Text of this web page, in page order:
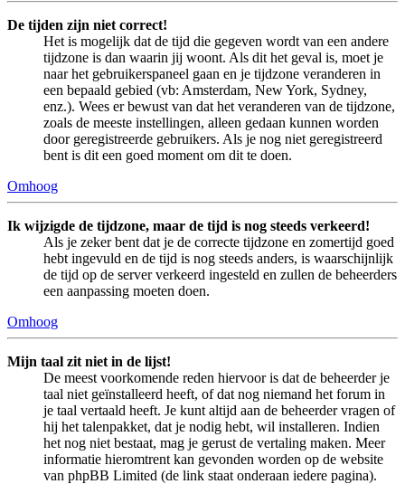
De tijden zijn niet correct!
Het is mogelijk dat de tijd die gegeven wordt van een andere
tijdzone is dan waarin jij woont. Als dit het geval is, moet je
naar het gebruikerspaneel gaan en je tijdzone veranderen in
een bepaald gebied (vb: Amsterdam, New York, Sydney,
enz.). Wees er bewust van dat het veranderen van de tijdzone,
zoals de meeste instellingen, alleen gedaan kunnen worden
door geregistreerde gebruikers. Als je nog niet geregistreerd
bent is dit een goed moment om dit te doen.
Omhoog
Ik wijzigde de tijdzone, maar de tijd is nog steeds verkeerd!
Als je zeker bent dat je de correcte tijdzone en zomertijd goed
hebt ingevuld en de tijd is nog steeds anders, is waarschijnlijk
de tijd op de server verkeerd ingesteld en zullen de beheerders
een aanpassing moeten doen.
Omhoog
Mijn taal zit niet in de lijst!
De meest voorkomende reden hiervoor is dat de beheerder je
taal niet geïnstalleerd heeft, of dat nog niemand het forum in
je taal vertaald heeft. Je kunt altijd aan de beheerder vragen of
hij het talenpakket, dat je nodig hebt, wil installeren. Indien
het nog niet bestaat, mag je gerust de vertaling maken. Meer
informatie hieromtrent kan gevonden worden op de website
van phpBB Limited (de link staat onderaan iedere pagina).